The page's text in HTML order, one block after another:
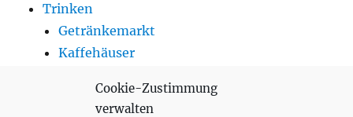
Cookie-Zustimmung
verwalten
Trinken
Getränkemarkt
Kaffehäuser
Weinhändler